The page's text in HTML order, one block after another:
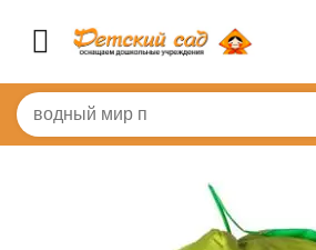
Главная / КОСТЮМЫ